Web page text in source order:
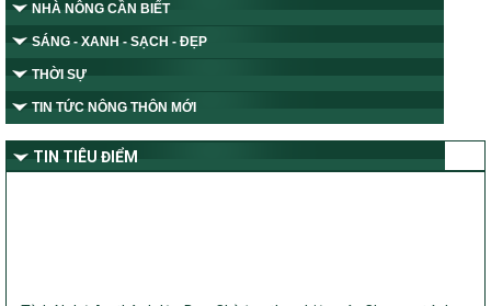
NHÀ NÔNG CẦN BIẾT
SÁNG - XANH - SẠCH - ĐẸP
THỜI SỰ
TIN TỨC NÔNG THÔN MỚI
TIN TIÊU ĐIỂM